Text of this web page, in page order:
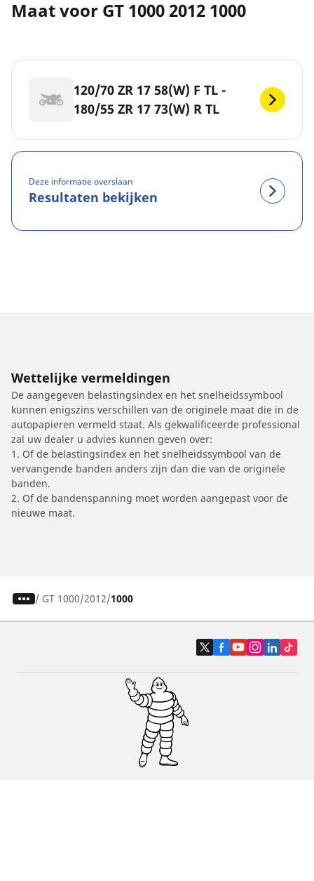
Maat voor GT 1000 2012 1000
120/70 ZR 17 58(W) F TL -
180/55 ZR 17 73(W) R TL
Deze informatie overslaan
Resultaten bekijken
Wettelijke vermeldingen
De aangegeven belastingsindex en het snelheidssymbool
kunnen enigszins verschillen van de originele maat die in de
autopapieren vermeld staat. Als gekwalificeerde professional
zal uw dealer u advies kunnen geven over:
1. Of de belastingsindex en het snelheidssymbool van de
vervangende banden anders zijn dan die van de originele
banden.
2. Of de bandenspanning moet worden aangepast voor de
nieuwe maat.
/ GT 1000 2012 1000